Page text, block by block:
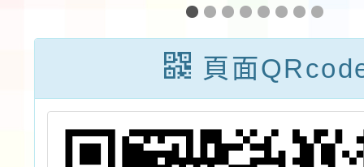
學校教師實踐自
主活化教學計
畫-桃園EECC數
學社群假日共備
民族
頁面